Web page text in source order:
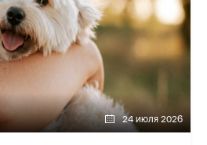
24 июля 2026